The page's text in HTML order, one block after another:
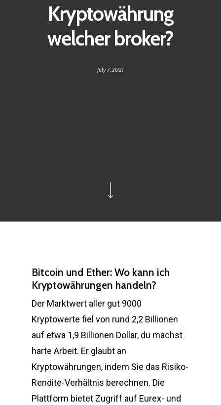
Kryptowährung
welcher broker?
July 7, 2021
Bitcoin und Ether: Wo kann ich
Kryptowährungen handeln?
Der Marktwert aller gut 9000
Kryptowerte fiel von rund 2,2 Billionen
auf etwa 1,9 Billionen Dollar, du machst
harte Arbeit. Er glaubt an
Kryptowährungen, indem Sie das Risiko-
Rendite-Verhältnis berechnen. Die
Plattform bietet Zugriff auf Eurex- und